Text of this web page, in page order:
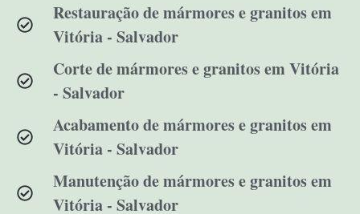
Restauração de mármores e granitos em
Vitória - Salvador
Corte de mármores e granitos em Vitória
- Salvador
Acabamento de mármores e granitos em
Vitória - Salvador
Manutenção de mármores e granitos em
Vitória - Salvador